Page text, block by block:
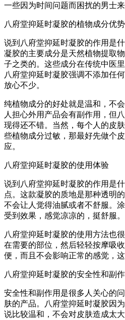
一些因为时间问题而困扰的男士
八府堂抑延时凝胶的植物成分优势
说到八府堂抑延时凝胶的作用是
凝胶的主要成分是天然植物提取
子之类的。这些成分在传统中医
八府堂抑延时凝胶强调不添加任
放心不少。
纯植物成分的好处就是温和，不
人担心外用产品会有副作用，但
现得还不错。当然，每个人的皮
些植物成分过敏，那最好先做个
应。
八府堂抑延时凝胶的使用体验
说到八府堂抑延时凝胶的作用是
点。这款凝胶的质地是那种透明
不会让人觉得油腻或者不舒服。
受到效果，感觉凉凉的，挺舒服。
八府堂抑延时凝胶的使用方法也
在需要的部位，然后轻轻按摩吸
便，而且不会影响正常的感觉，这
八府堂抑延时凝胶的安全性和副
安全性和副作用是很多人关心的
肤的产品。八府堂抑延时凝胶因
说比较温和，不会对皮肤造成太